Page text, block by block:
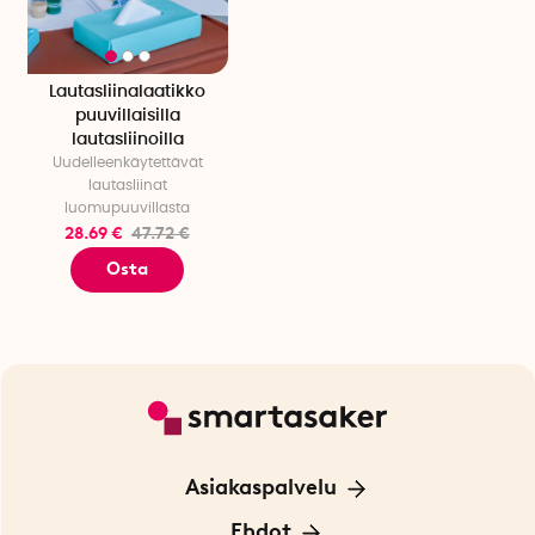
Lautasliinalaatikko
puuvillaisilla
lautasliinoilla
Uudelleenkäytettävät
lautasliinat
luomupuuvillasta
28.69 € 47.72 €
Osta
Asiakaspalvelu
Ota yhteyttä